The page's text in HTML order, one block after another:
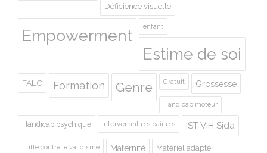
Déficience visuelle
Empowerment enfant
Estime de soi
FALC Formation Genre Gratuit Grossesse
Handicap moteur
Handicap psychique Intervenant·e·s pair·e·s IST VIH Sida
Lutte contre le validisme Maternité Matériel adapté